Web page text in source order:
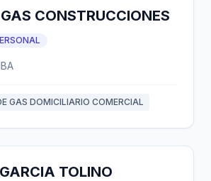
CONSTRUCCIONES
GAS DOMICILIARIO COMERCIAL
TOLINO